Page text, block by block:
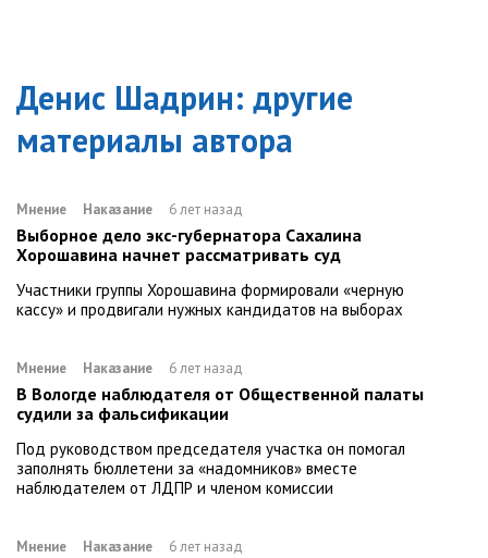
Денис Шадрин: другие
материалы автора
Мнение Наказание 6 лет назад
Выборное дело экс-губернатора Сахалина
Хорошавина начнет рассматривать суд
Участники группы Хорошавина формировали «черную
кассу» и продвигали нужных кандидатов на выборах
Мнение Наказание 6 лет назад
В Вологде наблюдателя от Общественной палаты
судили за фальсификации
Под руководством председателя участка он помогал
заполнять бюллетени за «надомников» вместе
наблюдателем от ЛДПР и членом комиссии
Мнение Наказание 6 лет назад